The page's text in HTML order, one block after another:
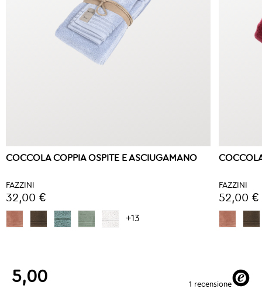
COCCOLA COPPIA OSPITE E ASCIUGAMANO
FAZZINI
32,00 €
+13
FAZZINI
52,00 €